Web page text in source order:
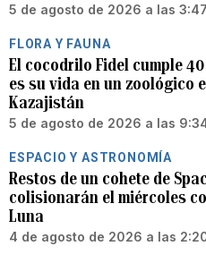
5 de agosto de 2026 a las
FLORA Y FAUNA
El cocodrilo Fidel cumple
es su vida en un zoológico
Kazajistán
5 de agosto de 2026 a las
ESPACIO Y ASTRONOMÍA
Restos de un cohete de
colisionarán el miércoles
Luna
4 de agosto de 2026 a las